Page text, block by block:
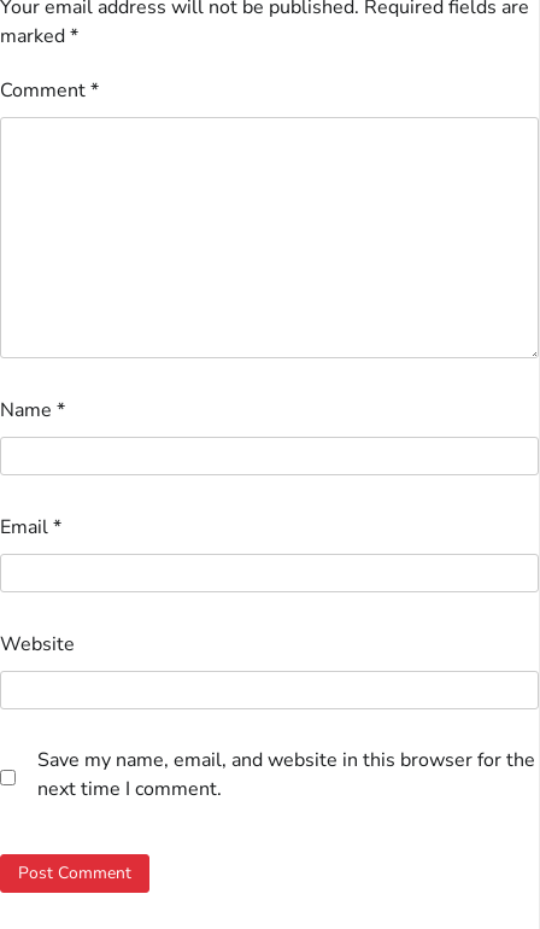
Your email address will not be published. Required fields are
marked*
Comment*
Name *
Email*
Website
Save my name, email, and website in this browser for the
next time I comment.